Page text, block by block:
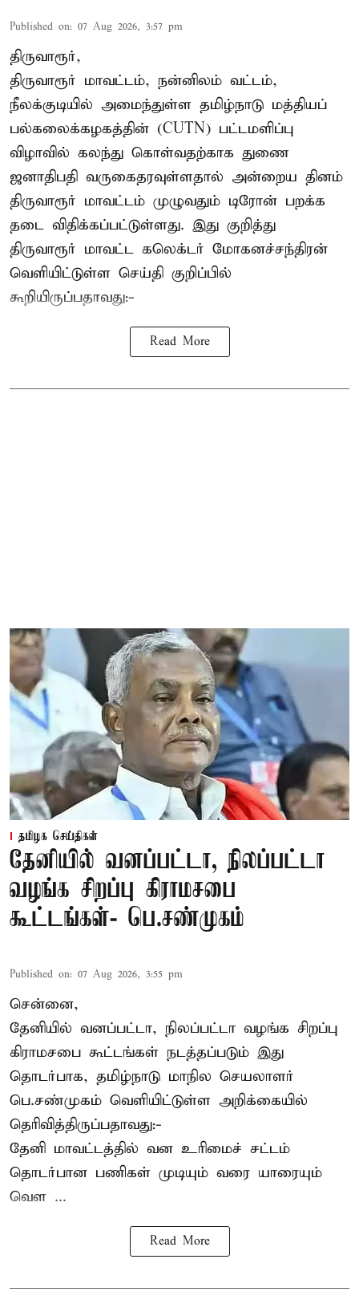
Published on: 07 Aug 2026, 3:57 pm
திருவாரூர்,
திருவாரூர் மாவட்டம், நன்னிலம் வட்டம்,
நீலக்குடியில் அமைந்துள்ள தமிழ்நாடு மத்தியப்
பல்கலைக்கழகத்தின் (CUTN) பட்டமளிப்பு
விழாவில் கலந்து கொள்வதற்காக துணை
ஜனாதிபதி வருகைதரவுள்ளதால் அன்றைய தினம்
திருவாரூர் மாவட்டம் முழுவதும் டிரோன் பறக்க
தடை விதிக்கப்பட்டுள்ளது. இது குறித்து
திருவாரூர் மாவட்ட கலெக்டர் மோகனச்சந்திரன்
வெளியிட்டுள்ள செய்தி குறிப்பில்
கூறியிருப்பதாவது:-
Read More
தமிழக செய்திகள்
தேனியில் வனப்பட்டா, நிலப்பட்டா
வழங்க சிறப்பு கிராமசபை
கூட்டங்கள்- பெ.சண்முகம்
Published on: 07 Aug 2026, 3:55 pm
சென்னை,
தேனியில் வனப்பட்டா, நிலப்பட்டா வழங்க சிறப்பு
கிராமசபை கூட்டங்கள் நடத்தப்படும் இது
தொடர்பாக, தமிழ்நாடு மாநில செயலாளர்
பெ.சண்முகம் வெளியிட்டுள்ள அறிக்கையில்
தெரிவித்திருப்பதாவது:-
தேனி மாவட்டத்தில் வன உரிமைச் சட்டம்
தொடர்பான பணிகள் முடியும் வரை யாரையும்
வெள ...
Read More